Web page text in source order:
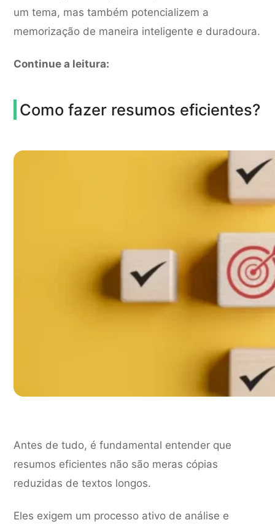
um tema, mas também potencializem a
memorização de maneira inteligente e duradoura.
Continue a leitura:
Como fazer resumos eficientes?
Antes de tudo, é fundamental entender que
resumos eficientes não são meras cópias
reduzidas de textos longos.
Eles exigem um processo ativo de análise e